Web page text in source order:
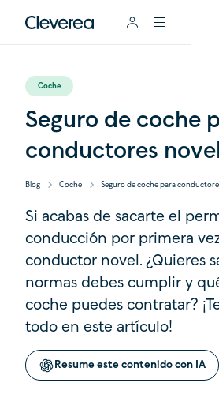
Coche
Seguro de coche
conductores
Blog Coche Seguro de coche para
Si acabas de sacarte el
conducción por primera
conductor novel. ¿Quieres
normas debes cumplir y
coche puedes contratar?
todo en este artículo!
Resume este contenido con IA